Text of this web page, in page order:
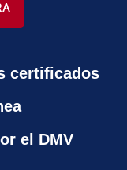
certificados
el DMV